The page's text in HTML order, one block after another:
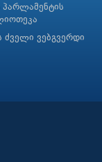
ძველი ვებგვერდი